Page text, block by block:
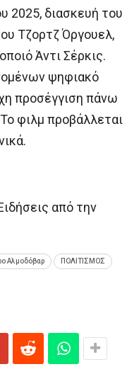
2025, διασκευή του
Τζορτζ Όργουελ,
Άντι Σέρκις.
ψηφιακό
προσέγγιση πάνω
φιλμ προβάλλεται
από την
Αλμοδόβαρ ΠΟΛΙΤΙΣΜΟΣ